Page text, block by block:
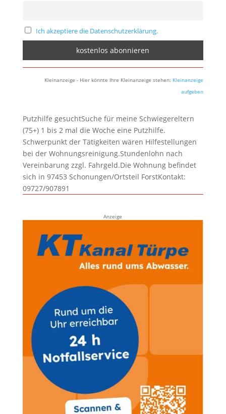
Ich akzeptiere die Datenschutzerklärung.
Kleinanzeige - Hier könnte Ihre Kleinanzeige stehen: Kleinanzeige
aufgeben
Putzhilfe gesuchtSuche für meine Schwiegereltern
(75+) 1 bis 2 mal die Woche eine Putzhilfe.
Schwerpunkt der Tätigkeiten wären Hilfestellungen
bei der Wohnungsreinigung.Stundenlohn nach
Vereinbarung zzgl. Fahrgeld.Die Wohnung befindet
sich in 97453 Schonungen/Ortsteil ForstKontakt:
09727/907891
Anzeige